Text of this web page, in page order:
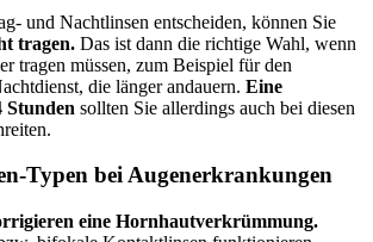
und Nachtlinsen entscheiden, können Sie
tragen. Das ist dann die richtige Wahl, wenn
tragen müssen, zum Beispiel für den
die länger andauern. Eine
Stunden sollten Sie allerdings auch bei diesen
Typen bei Augenerkrankungen
eine Hornhautverkrümmung.